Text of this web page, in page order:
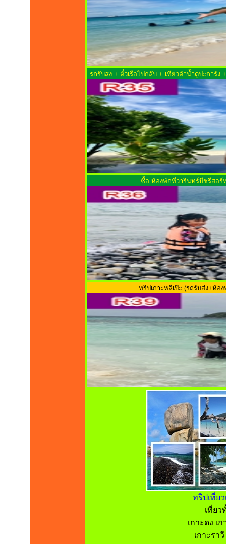
รถรับส่ง + ตั๋วเรือไปกลับ + เที่ยวดำน้ำดูปะการั
ซื้อ ห้องพักที่วารินทร์บีชรีสอร์
ทริปเกาะหลีเป๊ะ (รถรับส่ง+ห้
ทริปเที่ย
เที่ย
เกาะดง เ
เกาะรา